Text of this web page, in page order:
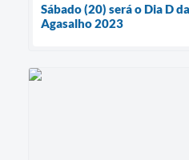
Sábado (20) será o Dia D
Agasalho 2023